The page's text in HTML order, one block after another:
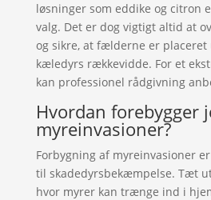
løsninger som eddike og citron
valg. Det er dog vigtigt altid at
og sikre, at fælderne er
kæledyrs rækkevidde. For et
kan professionel rådgivning
Hvordan forebygger
myreinvasioner?
Forbygning af myreinvasioner
til skadedyrsbekæmpelse. Tæt
hvor myrer kan trænge ind i